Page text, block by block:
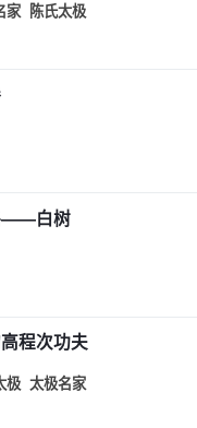
家 陈氏太极
——白树
程次功夫
极 太极名家